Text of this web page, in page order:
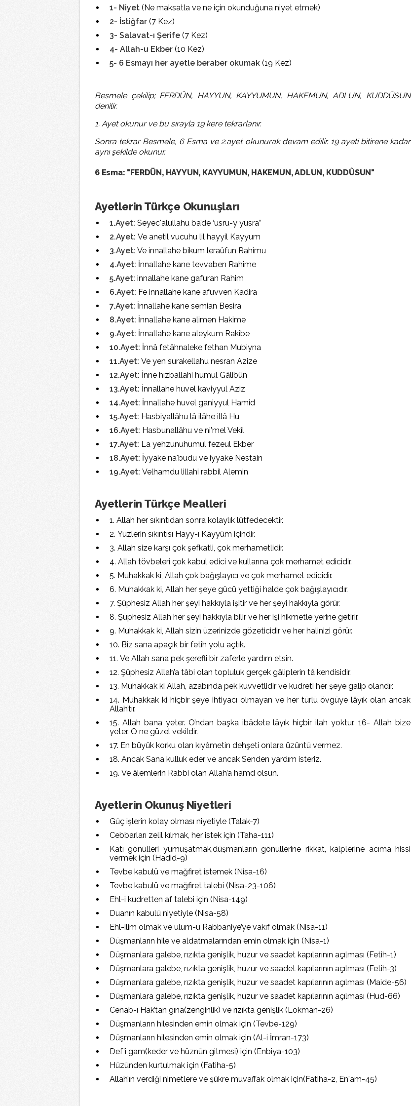
1- Niyet (Ne maksatla ve ne için okunduğuna niyet etmek)
2- İstiğfar (7 Kez)
3- Salavat-ı Şerife (7 Kez)
4- Allah-u Ekber (10 Kez)
5- 6 Esmayı her ayetle beraber okumak (19 Kez)
Besmele çekilip; FERDÜN, HAYYUN, KAYYUMUN, HAKEMUN, ADLUN, KUDDÛSUN
denilir.
1. Ayet okunur ve bu sırayla 19 kere tekrarlanır.
Sonra tekrar Besmele, 6 Esma ve 2.ayet okunurak devam edilir. 19 ayeti bitirene kadar
aynı şekilde okunur.
6 Esma: "FERDÜN, HAYYUN, KAYYUMUN, HAKEMUN, ADLUN, KUDDÛSUN"
Ayetlerin Türkçe Okunuşları
1.Ayet: Seyec'alullahu ba’de ‘usru-y yusra”
2.Ayet: Ve anetil vucuhu lil hayyil Kayyum
3.Ayet: Ve innallahe bikum leraûfun Rahimu
4.Ayet: İnnallahe kane tevvaben Rahime
5.Ayet: innallahe kane gafuran Rahim
6.Ayet: Fe innallahe kane afuvven Kadira
7.Ayet: İnnallahe kane semian Besira
8.Ayet: İnnallahe kane alimen Hakime
9.Ayet: İnnallahe kane aleykum Rakibe
10.Ayet: İnnâ fetâhnaleke fethan Mubiyna
11.Ayet: Ve yen surakellahu nesran Azize
12.Ayet: İnne hızballahi humul Gâlibûn
13.Ayet: İnnallahe huvel kaviyyul Aziz
14.Ayet: İnnallahe huvel ganiyyul Hamid
15.Ayet: Hasbiyallâhu lâ ilâhe illâ Hu
16.Ayet: Hasbunallâhu ve ni'mel Vekîl
17.Ayet: La yehzunuhumul fezeul Ekber
18.Ayet: İyyake na'budu ve iyyake Nestain
19.Ayet: Velhamdu lillahi rabbil Alemin
Ayetlerin Türkçe Mealleri
1. Allah her sıkıntıdan sonra kolaylık lütfedecektir.
2. Yüzlerin sıkıntısı Hayy-ı Kayyûm içindir.
3. Allah size karşı çok şefkatli, çok merhametlidir.
4. Allah tövbeleri çok kabul edici ve kullarına çok merhamet edicidir.
5. Muhakkak ki, Allah çok bağışlayıcı ve çok merhamet edicidir.
6. Muhakkak ki, Allah her şeye gücü yettiği halde çok bağışlayıcıdır.
7. Şüphesiz Allah her şeyi hakkıyla işitir ve her şeyi hakkıyla görür.
8. Şüphesiz Allah her şeyi hakkıyla bilir ve her işi hikmetle yerine getirir.
9. Muhakkak ki, Allah sizin üzerinizde gözeticidir ve her halinizi görür.
10. Biz sana apaçık bir fetih yolu açtık.
11. Ve Allah sana pek şerefli bir zaferle yardım etsin.
12. Şüphesiz Allah’a tâbi olan topluluk gerçek gâliplerin tâ kendisidir.
13. Muhakkak ki Allah, azabında pek kuvvetlidir ve kudreti her şeye galip olandır.
14. Muhakkak ki hiçbir şeye ihtiyacı olmayan ve her türlü övgüye lâyık olan ancak
Allah’tır.
15. Allah bana yeter. O’ndan başka ibâdete lâyık hiçbir ilah yoktur. 16- Allah bize
yeter. O ne güzel vekildir.
17. En büyük korku olan kıyâmetin dehşeti onlara üzüntü vermez.
18. Ancak Sana kulluk eder ve ancak Senden yardım isteriz.
19. Ve âlemlerin Rabbi olan Allah’a hamd olsun.
Ayetlerin Okunuş Niyetleri
Güç işlerin kolay olması niyetiyle (Talak-7)
Cebbarları zelil kılmak, her istek için (Taha-111)
Katı gönülleri yumuşatmak,düşmanların gönüllerine rikkat, kalplerine acıma hissi
vermek için (Hadid-9)
Tevbe kabulü ve mağfiret istemek (Nisa-16)
Tevbe kabulü ve mağfiret talebi (Nisa-23-106)
Ehl-i kudretten af talebi için (Nisa-149)
Duanın kabulü niyetiyle (Nisa-58)
Ehl-ilim olmak ve ulum-u Rabbaniye’ye vakıf olmak (Nisa-11)
Düşmanların hile ve aldatmalarından emin olmak için (Nisa-1)
Düşmanlara galebe, rızıkta genişlik, huzur ve saadet kapılarının açılması (Fetih-1)
Düşmanlara galebe, rızıkta genişlik, huzur ve saadet kapılarının açılması (Fetih-3)
Düşmanlara galebe, rızıkta genişlik, huzur ve saadet kapılarının açılması (Maide-56)
Düşmanlara galebe, rızıkta genişlik, huzur ve saadet kapılarının açılması (Hud-66)
Cenab-ı Hak’tan gına(zenginlik) ve rızıkta genişlik (Lokman-26)
Düşmanların hilesinden emin olmak için (Tevbe-129)
Düşmanların hilesinden emin olmak için (Al-i İmran-173)
Def’i gam(keder ve hüznün gitmesi) için (Enbiya-103)
Hüzünden kurtulmak için (Fatiha-5)
Allah’ın verdiği nimetlere ve şükre muvaffak olmak için(Fatiha-2, En'am-45)